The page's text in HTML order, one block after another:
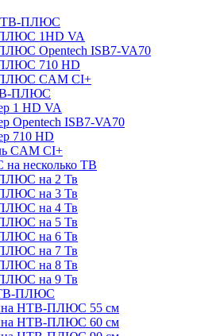
ПЛЮС
1HD VA
Opentech ISB7-VA70
710 HD
CAM CI+
ПЛЮС
1 HD VA
Opentech ISB7-VA70
710 HD
CAM CI+
несколько ТВ
на 2 Тв
на 3 Тв
на 4 Тв
на 5 Тв
на 6 Тв
на 7 Тв
на 8 Тв
на 9 Тв
ПЛЮС
НТВ-ПЛЮС 55 см
НТВ-ПЛЮС 60 см